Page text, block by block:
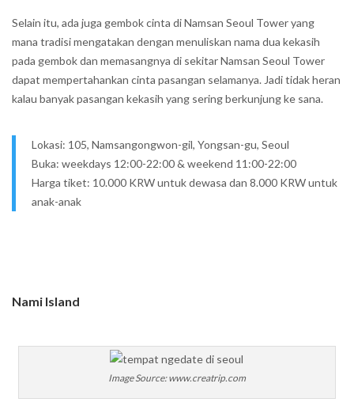
Selain itu, ada juga gembok cinta di Namsan Seoul Tower yang
mana tradisi mengatakan dengan menuliskan nama dua kekasih
pada gembok dan memasangnya di sekitar Namsan Seoul Tower
dapat mempertahankan cinta pasangan selamanya. Jadi tidak heran
kalau banyak pasangan kekasih yang sering berkunjung ke sana.
Lokasi: 105, Namsangongwon-gil, Yongsan-gu, Seoul
Buka: weekdays 12:00-22:00 & weekend 11:00-22:00
Harga tiket: 10.000 KRW untuk dewasa dan 8.000 KRW untuk
anak-anak
Nami Island
Image Source: www.creatrip.com